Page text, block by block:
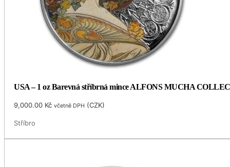
USA – 1 oz Barevná stříbrná mince ALFONS MUCHA
9,000.00 Kč včetně DPH (CZK)
Stříbro